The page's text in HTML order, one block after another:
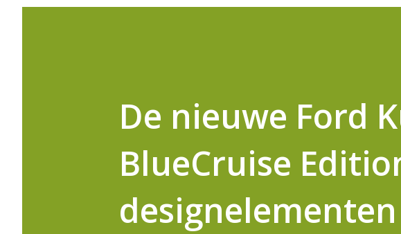
De nieuwe Ford
BlueCruise